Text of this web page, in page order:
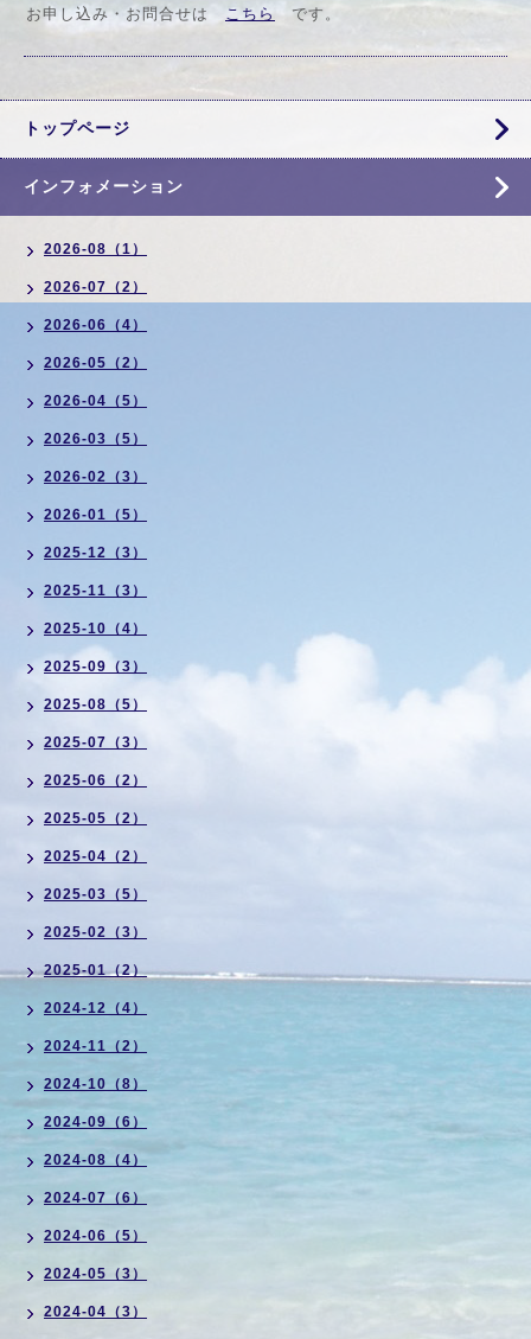
お申し込み・お問合せは こちら です。
トップページ
インフォメーション
2026-08（1）
2026-07（2）
2026-06（4）
2026-05（2）
2026-04（5）
2026-03（5）
2026-02（3）
2026-01（5）
2025-12（3）
2025-11（3）
2025-10（4）
2025-09（3）
2025-08（5）
2025-07（3）
2025-06（2）
2025-05（2）
2025-04（2）
2025-03（5）
2025-02（3）
2025-01（2）
2024-12（4）
2024-11（2）
2024-10（8）
2024-09（6）
2024-08（4）
2024-07（6）
2024-06（5）
2024-05（3）
2024-04（3）